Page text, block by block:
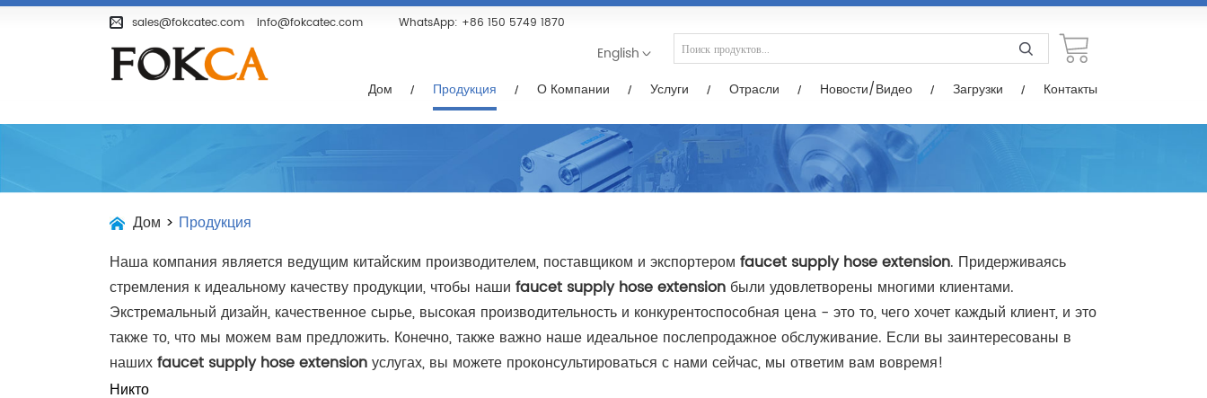
sales@fokcatec.com info@fokcatec.com WhatsApp: +86 150 5749 1870
English
Дом Продукция О Компании Услуги Отрасли Новости/Видео Загрузки Контакты
Дом Продукция Услуги Отрасли
Дом > Продукция
Наша компания является ведущим китайским производителем, поставщиком и экспортером faucet supply hose extension. Придерживаясь
стремления к идеальному качеству продукции, чтобы наши faucet supply hose extension были удовлетворены многими клиентами.
Экстремальный дизайн, качественное сырье, высокая производительность и конкурентоспособная цена - это то, чего хочет каждый клиент, и это
также то, что мы можем вам предложить. Конечно, также важно наше идеальное послепродажное обслуживание. Если вы заинтересованы в
наших faucet supply hose extension услугах, вы можете проконсультироваться с нами сейчас, мы ответим вам вовремя!
Никто